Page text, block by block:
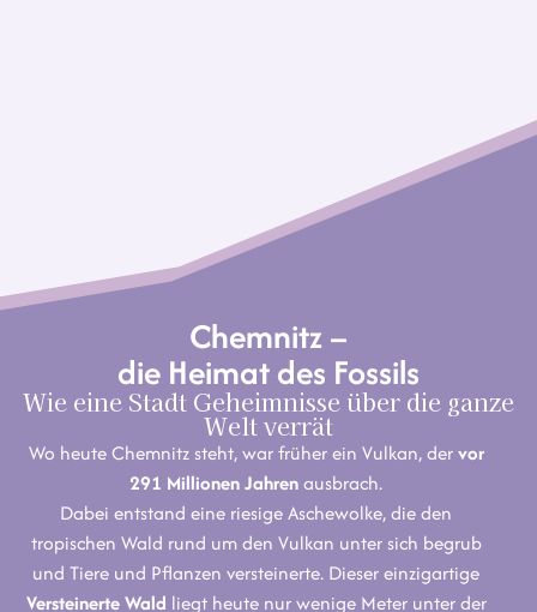
Chemnitz –
die Heimat des Fossils
Wie eine Stadt Geheimnisse über die ganze
Welt verrät
Wo heute Chemnitz steht, war früher ein Vulkan, dervor
291 Millionen Jahrenausbrach.
Dabei entstand eine riesige Aschewolke, die den
tropischen Wald rund um den Vulkan unter sich begrub
und Tiere und Pflanzen versteinerte. Dieser einzigartige
Versteinerte Wald liegt heute nur wenige Meter unter der